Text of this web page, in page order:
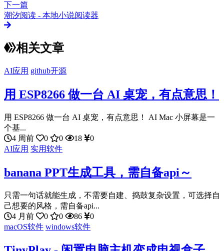
下一篇
潮汐阅读 - 本地小说阅读器
相关文章
AI应用 github开源
用 ESP8266 做一台 AI 桌宠，有点意思！
用 ESP8266 做一台 AI 桌宠，有点意思！ AI Mac 小屏幕是一
个基...
4 周前
0 0 18
0
AI应用 实用软件
banana PPT生成工具，需自备api～
只需一句话就能生成，不需要自建、捣鼓复杂设置，可选择自
己想要的风格，需自备api...
4 月前
0 0 86
0
macOS软件 windows软件